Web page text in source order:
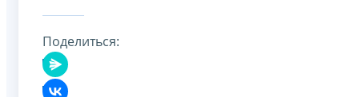
Поделиться: